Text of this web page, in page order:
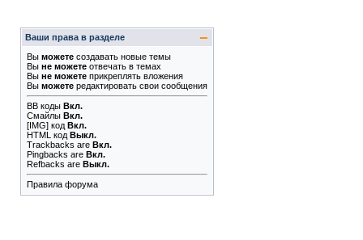
Ваши права в разделе
Вы можете создавать новые темы
Вы не можете отвечать в темах
Вы не можете прикреплять вложения
Вы можете редактировать свои сообщения
BB коды Вкл.
Смайлы Вкл.
[IMG] код Вкл.
HTML код Выкл.
Trackbacks are Вкл.
Pingbacks are Вкл.
Refbacks are Выкл.
Правила форума